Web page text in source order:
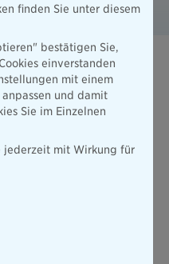
häufig
im Alter ist es
Planung
allein
kommt die private
Ihnen die Sicherheit
finden Sie unter diesem
bestätigen Sie,
einverstanden
mit einem
und damit
Sie im Einzelnen
jederzeit mit Wirkung für